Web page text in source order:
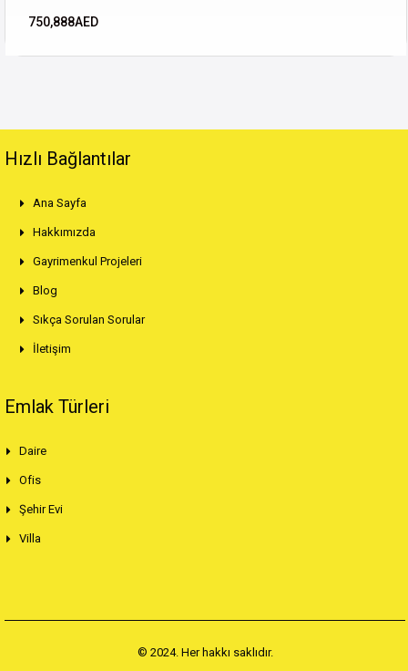
750,888AED
Hızlı Bağlantılar
Ana Sayfa
Hakkımızda
Gayrimenkul Projeleri
Blog
Sıkça Sorulan Sorular
İletişim
Emlak Türleri
Daire
Ofis
Şehir Evi
Villa
© 2024. Her hakkı saklıdır.